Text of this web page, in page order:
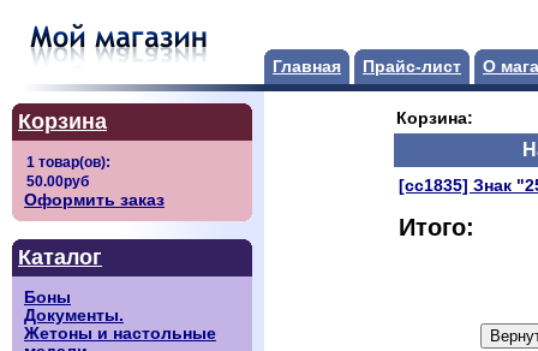
Главная Прайс-лист О
Корзина
Оформить заказ
Каталог
Боны
Документы.
Жетоны и настольные
Корзина:
[сс1835] Знак
Итого: